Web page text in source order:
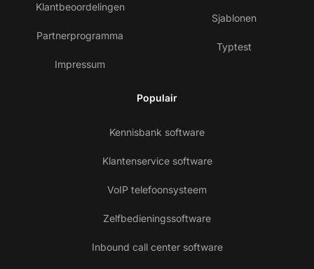
Klantbeoordelingen
Partnerprogramma
Impressum
Sjablonen
Typtest
Populair
Kennisbank software
Klantenservice software
VoIP telefoonsysteem
Zelfbedieningssoftware
Inbound call center software